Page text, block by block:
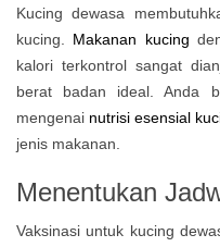
Kucing dewasa
kucing. Makanan kucing
kalori terkontrol sangat
berat badan ideal. Anda
mengenai nutrisi esensial
jenis makanan.
Menentukan
Vaksinasi untuk kucing